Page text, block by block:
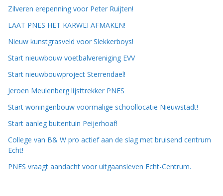
Zilveren erepenning voor Peter Ruijten!
LAAT PNES HET KARWEI AFMAKEN!
Nieuw kunstgrasveld voor Slekkerboys!
Start nieuwbouw voetbalvereniging EVV
Start nieuwbouwproject Sterrendael!
Jeroen Meulenberg lijsttrekker PNES
Start woningenbouw voormalige schoollocatie Nieuwstadt!
Start aanleg buitentuin Peijerhoaf!
College van B& W pro actief aan de slag met bruisend centrum
Echt!
PNES vraagt aandacht voor uitgaansleven Echt-Centrum.